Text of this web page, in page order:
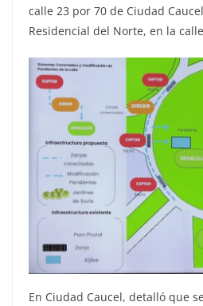
calle 23 por 70 de Ciudad
Residencial del Norte, en la
En Ciudad Caucel, detalló que